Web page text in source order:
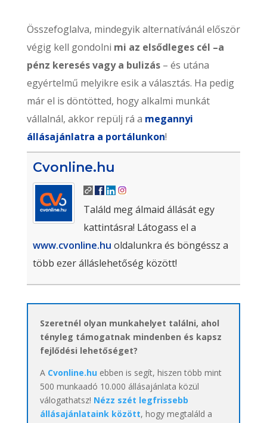
Összefoglalva, mindegyik alternatívánál először
végig kell gondolni mi az elsődleges cél –a
pénz keresés vagy a bulizás – és utána
egyértelmű melyikre esik a választás. Ha pedig
már el is döntötted, hogy alkalmi munkát
vállalnál, akkor repülj rá a megannyi
állásajánlatra a portálunkon!
Cvonline.hu
Találd meg álmaid állását egy
kattintásra! Látogass el a
www.cvonline.hu oldalunkra és böngéssz a
több ezer álláslehetőség között!
Szeretnél olyan munkahelyet találni, ahol
tényleg támogatnak mindenben és kapsz
fejlődési lehetőséget?
A Cvonline.huebben is segít, hiszen több mint
500 munkaadó 10.000 állásajánlata közül
válogathatsz! Nézz szét legfrissebb
állásajánlataink között, hogy megtaláld a